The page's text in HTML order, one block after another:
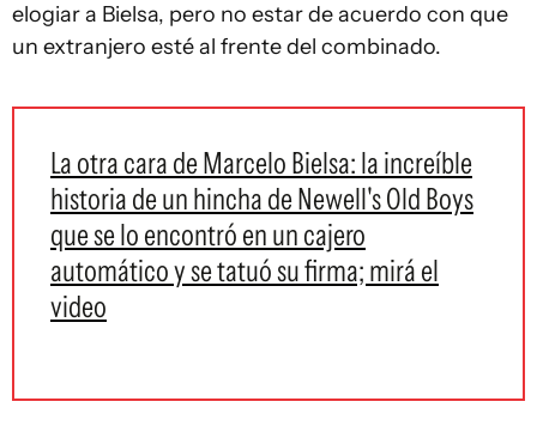
elogiar a Bielsa, pero no estar de acuerdo con que
un extranjero esté al frente del combinado.
La otra cara de Marcelo Bielsa: la increíble
historia de un hincha de Newell's Old Boys
que se lo encontró en un cajero
automático y se tatuó su firma; mirá el
video